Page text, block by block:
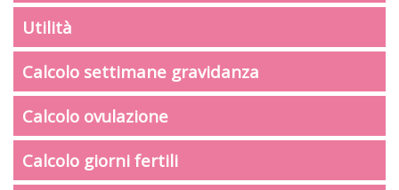
Utilità
Calcolo settimane gravidanza
Calcolo ovulazione
Calcolo giorni fertili